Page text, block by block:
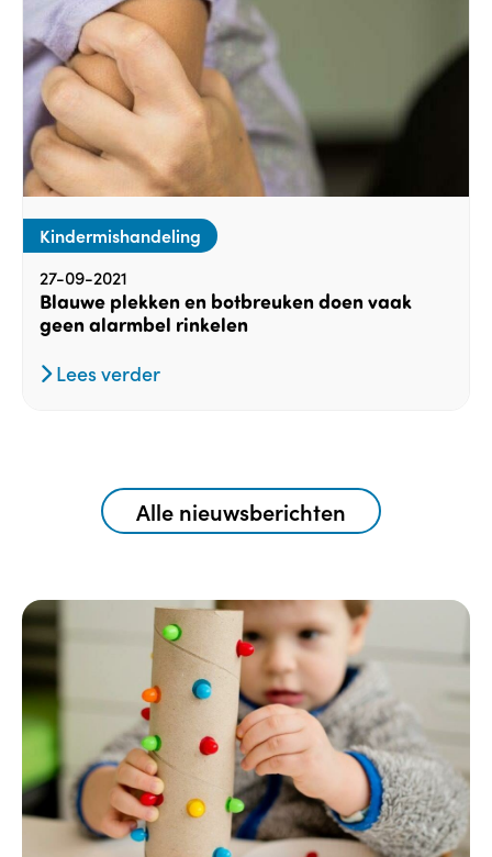
Kindermishandeling
27-09-2021
Blauwe plekken en botbreuken doen vaak
geen alarmbel rinkelen
Lees verder
Alle nieuwsberichten